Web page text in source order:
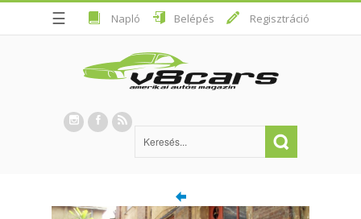
☰ Napló Belépés Regisztráció